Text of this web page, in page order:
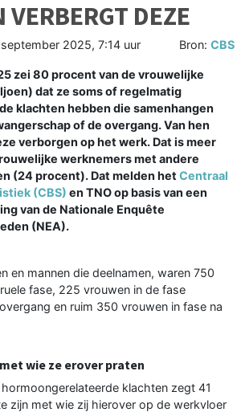
VERBERGT DEZE
2025, 7:14 uur Bron: CBS
zei 80 procent van de vrouwelijke
dat ze soms of regelmatig
klachten hebben die samenhangen
of de overgang. Van hen
verborgen op het werk. Dat is meer
werknemers met andere
(24 procent). Dat melden het Centraal
(CBS) en TNO op basis van een
van de Nationale Enquête
(NEA).
en mannen die deelnamen, waren 750
fase, 225 vrouwen in de fase
en ruim 350 vrouwen in fase na
wie ze erover praten
klachten zegt 41
zijn met wie zij hierover op de werkvloer